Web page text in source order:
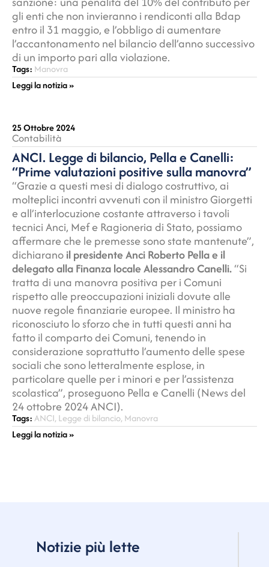
gli enti che non invieranno i rendiconti alla Bdap
entro il 31 maggio, e l’obbligo di aumentare
l’accantonamento nel bilancio dell’anno successivo
di un importo pari alla violazione.
Tags: Manovra
Leggi la notizia »
25 Ottobre 2024
Contabilità
ANCI. Legge di bilancio, Pella e Canelli:
“Prime valutazioni positive sulla manovra”
“Grazie a questi mesi di dialogo costruttivo, ai
molteplici incontri avvenuti con il ministro Giorgetti
e all’interlocuzione costante attraverso i tavoli
tecnici Anci, Mef e Ragioneria di Stato, possiamo
affermare che le premesse sono state mantenute”,
dichiaranoil presidente Anci Roberto Pella e il
delegato alla Finanza locale Alessandro Canelli.“Si
tratta di una manovra positiva per i Comuni
rispetto alle preoccupazioni iniziali dovute alle
nuove regole finanziarie europee. Il ministro ha
riconosciuto lo sforzo che in tutti questi anni ha
fatto il comparto dei Comuni, tenendo in
considerazione soprattutto l’aumento delle spese
sociali che sono letteralmente esplose, in
particolare quelle per i minori e per l’assistenza
scolastica”, proseguono Pella e Canelli (News del
24 ottobre 2024 ANCI).
Tags:ANCI, Legge di bilancio, Manovra
Leggi la notizia »
Notizie più lette